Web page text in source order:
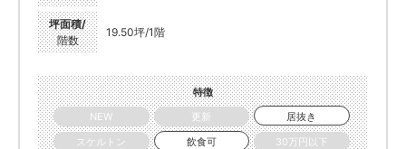
坪面積/
階数
19.50坪/1階
特徴
NEW
更新
居抜き
スケルトン
飲食可
30万円以下